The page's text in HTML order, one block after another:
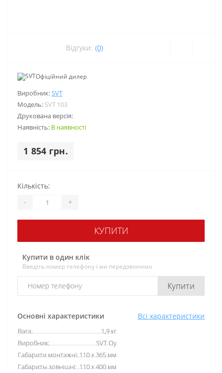
Відгуки: (0)
Виробник:SVT
Модель: SVT 103
Друкована версія:
Наявність: В наявності
1 854 грн.
Офіційний дилер
Основні характеристики Всі характеристики
Вага:
1,9 кг
Виробник:
SVT Oy
Габарити монтажні:110 х 365 мм
Габариты зовнішні: 110 х 400 мм
Кількість:
- +
КУПИТИ
Купити в один клік
Введіть номер телефону і ми передзвонимо
Купити